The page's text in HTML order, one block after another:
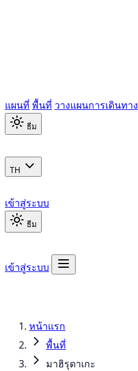
แผนที่ พื้นที่ วางแผนการเดินทาง
ธีม
TH
เข้าสู่ระบบ
ธีม
เข้าสู่ระบบ
หน้าแรก
พื้นที่
มาฮิรุดาเกะ